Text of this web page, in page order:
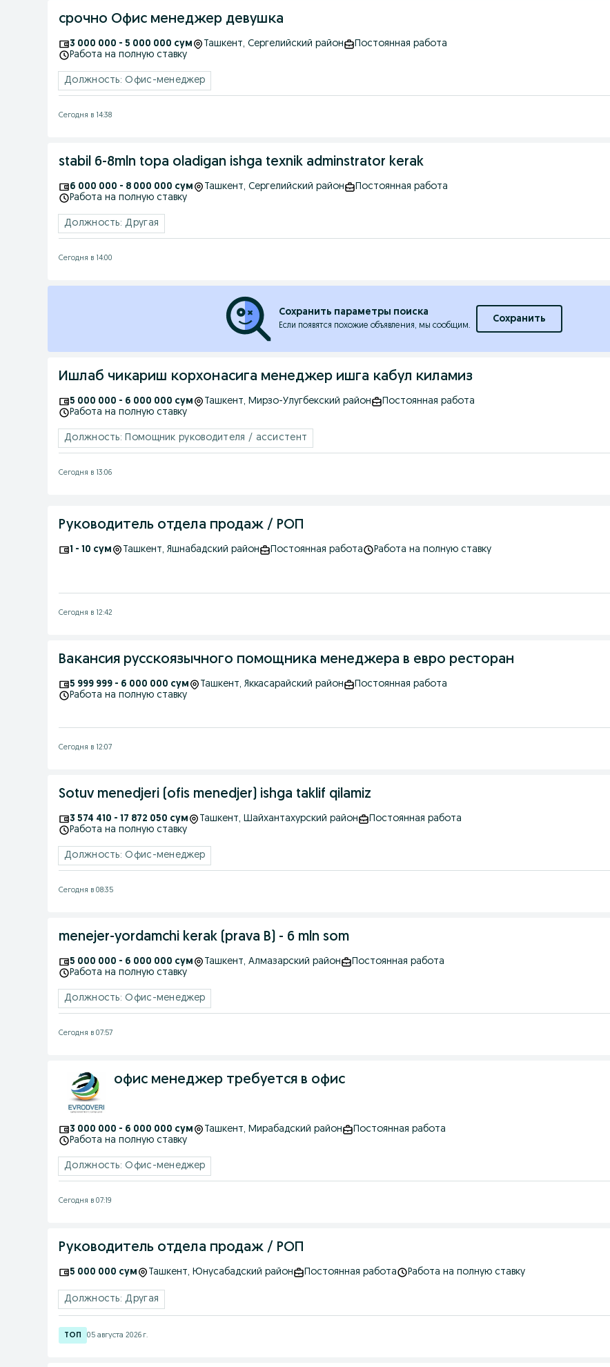
срочно Офис менеджер девушка
3 000 000 - 5 000 000 сум Ташкент, Сергелийский район
Постоянная работа
Работа на полную ставку
Должность: Офис-менеджер
Сегодня в 14:38
stabil 6-8mln topa oladigan ishga texnik adminstrator kerak
6 000 000 - 8 000 000 сум Ташкент, Сергелийский район
Постоянная работа
Работа на полную ставку
Должность: Другая
Сегодня в 14:00
Сохранить параметры поиска
Если появятся похожие объявления, мы сообщим.
Сохранить
Ишлаб чикариш корхонасига менеджер ишга кабул киламиз
5 000 000 - 6 000 000 сум Ташкент, Мирзо-Улугбекский район
Постоянная работа
Работа на полную ставку
Должность: Помощник руководителя / ассистент
Сегодня в 13:06
Руководитель отдела продаж / РОП
1 - 10 сум Ташкент, Яшнабадский район Постоянная работа Работа на полную ставку
Сегодня в 12:42
Вакансия русскоязычного помощника менеджера в евро ресторан
5 999 999 - 6 000 000 сум Ташкент, Яккасарайский район
Постоянная работа
Работа на полную ставку
Сегодня в 12:07
Sotuv menedjeri (ofis menedjer) ishga taklif qilamiz
3 574 410 - 17 872 050 сум Ташкент, Шайхантахурский район
Постоянная работа
Работа на полную ставку
Должность: Офис-менеджер
Сегодня в 08:35
menejer-yordamchi kerak (prava B) - 6 mln som
5 000 000 - 6 000 000 сум Ташкент, Алмазарский район
Постоянная работа
Работа на полную ставку
Должность: Офис-менеджер
Сегодня в 07:57
офис менеджер требуется в офис
3 000 000 - 6 000 000 сум Ташкент, Мирабадский район
Постоянная работа
Работа на полную ставку
Должность: Офис-менеджер
Сегодня в 07:19
Руководитель отдела продаж / РОП
5 000 000 сум Ташкент, Юнусабадский район Постоянная работа Работа на полную ставку
Должность: Другая
05 августа 2026 г.